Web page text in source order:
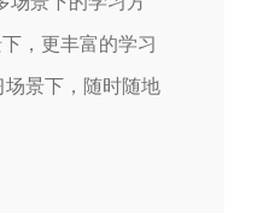
，更丰富的学习
景下，随时随地